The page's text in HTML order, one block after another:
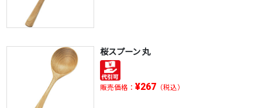
桜スプーン 丸
販売価格： ¥267（税込）